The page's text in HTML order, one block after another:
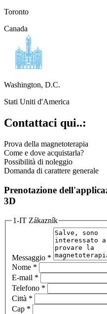
Toronto
Canada
Washington, D.C.
Stati Uniti d'America
Contattaci qui..:
Prova della magnetoterapia
Come e dove acquistarla?
Possibilità di noleggio
Domanda di carattere generale
Prenotazione
3D
1-IT Zákazník
Messaggio *
Nome *
E-mail *
Telefono *
Città *
Cap *